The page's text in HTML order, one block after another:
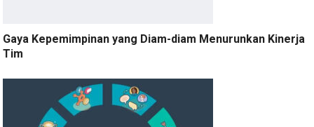
Gaya Kepemimpinan yang Diam-diam Menurunkan Kinerja
Tim